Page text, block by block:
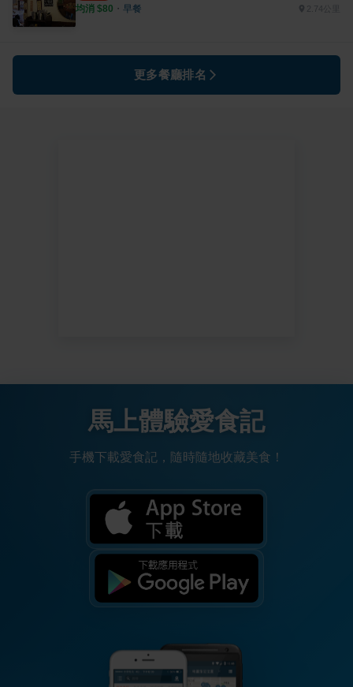
均消 $80 ・ 早餐 2.74公里
更多餐廳排名
馬上體驗愛食記
手機下載愛食記，隨時隨地收藏美食！